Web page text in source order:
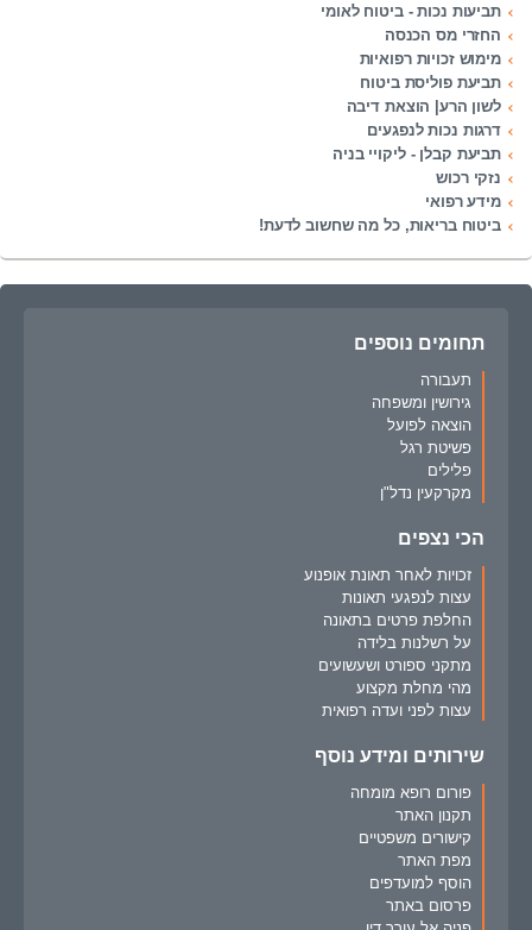
תביעות נכות - ביטוח לאומי
החזרי מס הכנסה
מימוש זכויות רפואיות
תביעת פוליסת ביטוח
לשון הרע| הוצאת דיבה
דרגות נכות לנפגעים
תביעת קבלן - ליקויי בניה
נזקי רכוש
מידע רפואי
ביטוח בריאות, כל מה שחשוב לדעת!
תחומים נוספים
תעבורה
גירושין ומשפחה
הוצאה לפועל
פשיטת רגל
פלילים
מקרקעין נדל"ן
הכי נצפים
זכויות לאחר תאונת אופנוע
עצות לנפגעי תאונות
החלפת פרטים בתאונה
על רשלנות בלידה
מתקני ספורט ושעשועים
מהי מחלת מקצוע
עצות לפני ועדה רפואית
שירותים ומידע נוסף
פורום רופא מומחה
תקנון האתר
קישורים משפטיים
מפת האתר
הוסף למועדפים
פרסום באתר